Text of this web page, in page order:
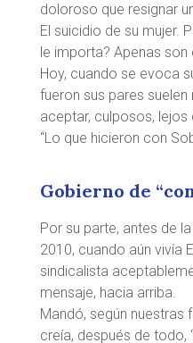
doloroso que resignar
El suicidio de su mujer.
le importa? Apenas
Hoy, cuando se evoca
fueron sus pares
aceptar, culposos,
“Lo que hicieron con
Gobierno de
Por su parte, antes de
2010, cuando aún vivía
sindicalista
mensaje, hacia arriba.
Mandó, según nuestras
creía, después de todo,